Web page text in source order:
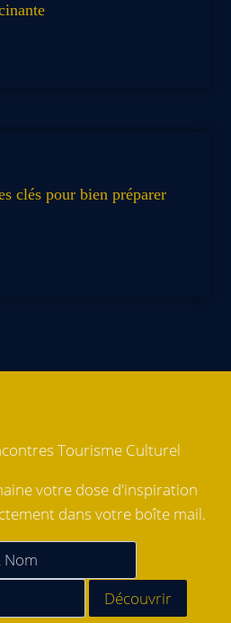
clés pour bien préparer
Tourisme Culturel
votre dose d'inspiration
dans votre boîte mail.